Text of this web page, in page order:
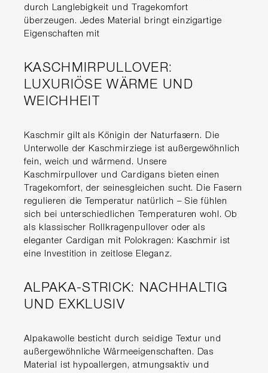
durch Langlebigkeit und Tragekomfort
überzeugen. Jedes Material bringt einzigartige
Eigenschaften mit
KASCHMIRPULLOVER:
LUXURIÖSE WÄRME UND
WEICHHEIT
Kaschmir gilt als Königin der Naturfasern. Die
Unterwolle der Kaschmirziege ist außergewöhnlich
fein, weich und wärmend. Unsere
Kaschmirpullover und Cardigans bieten einen
Tragekomfort, der seinesgleichen sucht. Die Fasern
regulieren die Temperatur natürlich – Sie fühlen
sich bei unterschiedlichen Temperaturen wohl. Ob
als klassischer Rollkragenpullover oder als
eleganter Cardigan mit Polokragen: Kaschmir ist
eine Investition in zeitlose Eleganz.
ALPAKA-STRICK: NACHHALTIG
UND EXKLUSIV
Alpakawolle besticht durch seidige Textur und
außergewöhnliche Wärmeeigenschaften. Das
Material ist hypoallergen, atmungsaktiv und